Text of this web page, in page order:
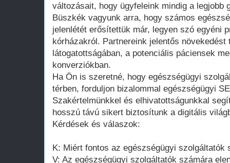
változásait, hogy ügyfeleink mindig a legjobb
Büszkék vagyunk arra, hogy számos
jelenlétét erősítettük már, legyen szó egyéni
kórházakról. Partnereink jelentős növekedést
látogatottságában, a potenciális páciensek
konverziókban.
Ha Ön is szeretné, hogy egészségügyi
térben, forduljon bizalommal egészségügyi
Szakértelmünkkel és elhivatottságunkkal
hosszú távú sikert biztosítunk a digitális
Kérdések és válaszok:
K: Miért fontos az egészségügyi szolgáltatók
V: Az egészségügyi szolgáltatók számára